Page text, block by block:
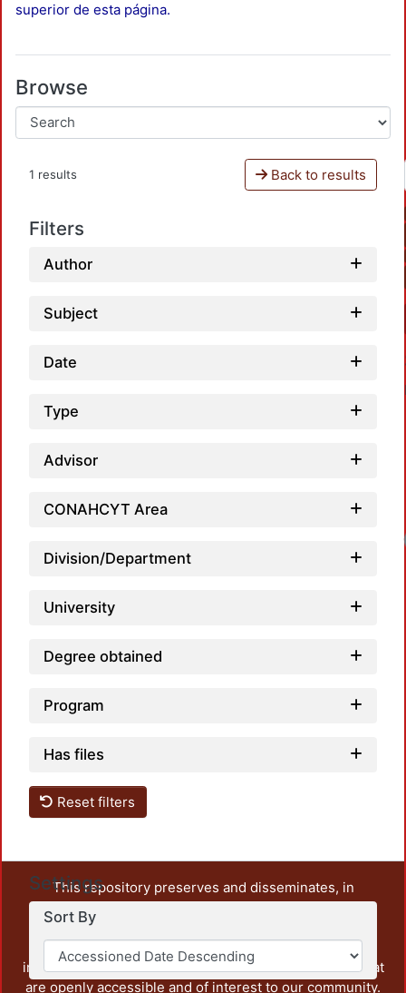
superior de esta página.
Browse
1 results Back to results
Filters
Author
Subject
Date
Type
Advisor
CONAHCYT Area
Division/Department
University
Degree obtained
Program
Has files
Reset filters
Settings
Sort By
This repository preserves and disseminates, in
unrestricted open access, the teaching and research
output of UAM Azcapotzalco. It also includes some
administrative and graphic documents from the
institution, as well as content from other institutions that
are openly accessible and of interest to our community.